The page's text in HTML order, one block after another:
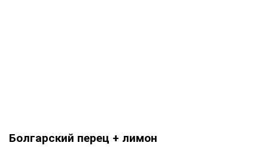
Болгарский перец + лимон